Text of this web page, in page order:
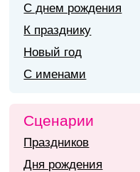
С днем рождения
К празднику
Новый год
С именами
Сценарии
Праздников
Дня рождения